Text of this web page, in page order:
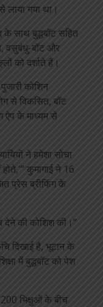
लाया गया था।
के साथ बुद्धबॉट सहित
वसुबंधु-बॉट और
को दर्शाते हैं।
कोशिन
से विकसित, बॉट
ऐप के माध्यम से
ने हमेशा सोचा
होते,'” कुमागाई ने 16
प्रेस ब्रीफिंग के
देने की कोशिश की।”
दिखाई है, भूटान के
में बुद्धबॉट को पेश
भिक्षुओं के बीच